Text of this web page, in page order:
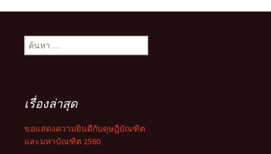
ค้นหา
สำหรับ:
เรื่องล่าสุด
ขอแสดงความยินดีกับดุษฎีบัณฑิต
และมหาบัณฑิต 2560